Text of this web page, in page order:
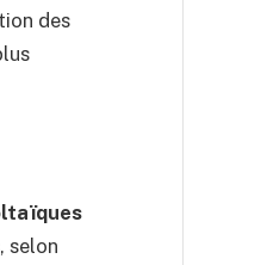
des
selon